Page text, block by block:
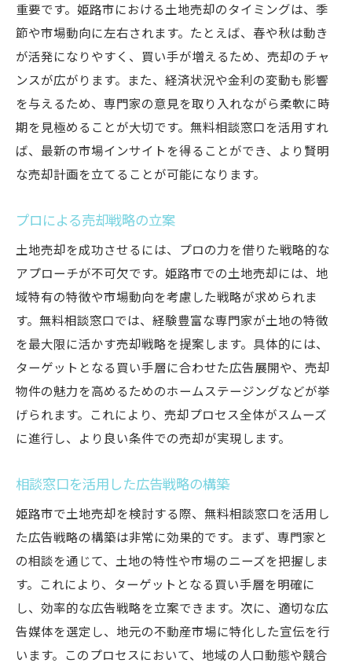
重要です。姫路市における土地売却のタイミングは、季
節や市場動向に左右されます。たとえば、春や秋は動き
が活発になりやすく、買い手が増えるため、売却のチャ
ンスが広がります。また、経済状況や金利の変動も影響
を与えるため、専門家の意見を取り入れながら柔軟に時
期を見極めることが大切です。無料相談窓口を活用すれ
ば、最新の市場インサイトを得ることができ、より賢明
な売却計画を立てることが可能になります。
プロによる売却戦略の立案
土地売却を成功させるには、プロの力を借りた戦略的な
アプローチが不可欠です。姫路市での土地売却には、地
域特有の特徴や市場動向を考慮した戦略が求められま
す。無料相談窓口では、経験豊富な専門家が土地の特徴
を最大限に活かす売却戦略を提案します。具体的には、
ターゲットとなる買い手層に合わせた広告展開や、売却
物件の魅力を高めるためのホームステージングなどが挙
げられます。これにより、売却プロセス全体がスムーズ
に進行し、より良い条件での売却が実現します。
相談窓口を活用した広告戦略の構築
姫路市で土地売却を検討する際、無料相談窓口を活用し
た広告戦略の構築は非常に効果的です。まず、専門家と
の相談を通じて、土地の特性や市場のニーズを把握しま
す。これにより、ターゲットとなる買い手層を明確に
し、効率的な広告戦略を立案できます。次に、適切な広
告媒体を選定し、地元の不動産市場に特化した宣伝を行
います。このプロセスにおいて、地域の人口動態や競合